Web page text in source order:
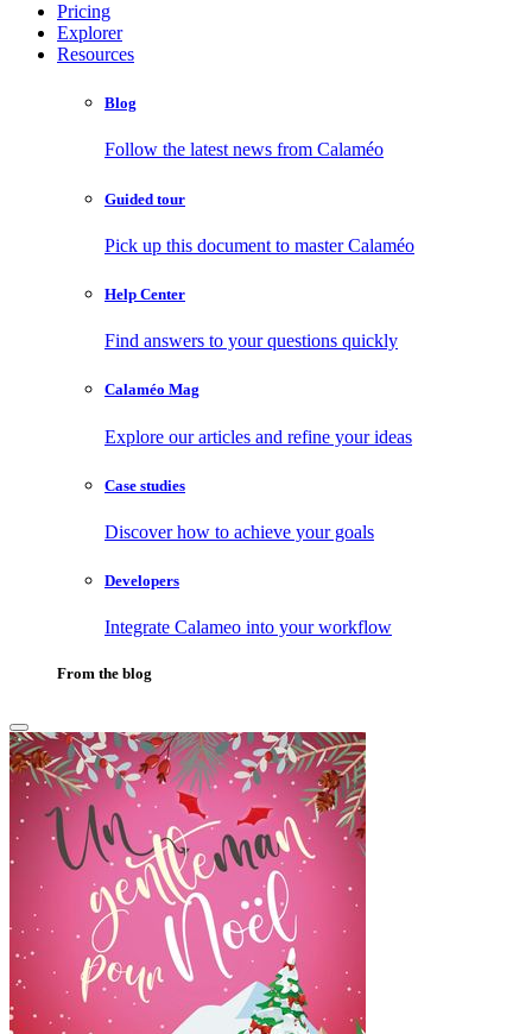
Pricing
Explorer
Resources
Blog
Follow the latest news from Calaméo
Guided tour
Pick up this document to master Calaméo
Help Center
Find answers to your questions quickly
Calaméo Mag
Explore our articles and refine your ideas
Case studies
Discover how to achieve your goals
Developers
Integrate Calameo into your workflow
From the blog